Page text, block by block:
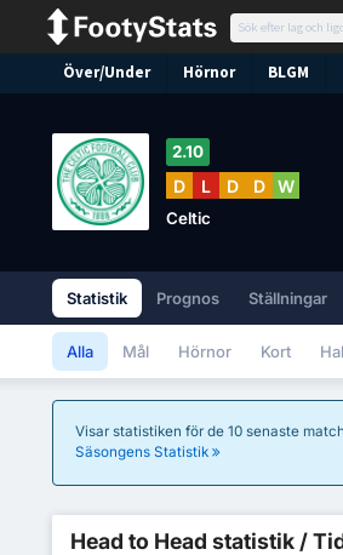
Över/Under Hörnor BLGM
2.10
D L D D W
Celtic
Statistik Prognos Ställningar
Alla Mål Hörnor Kort
Visar statistiken för de 10 senaste
Säsongens Statistik
Head to Head statistik /